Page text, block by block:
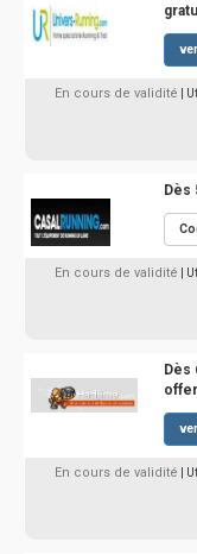
En cours de validité |
Dès
En cours de validité |
Dès
En cours de validité |